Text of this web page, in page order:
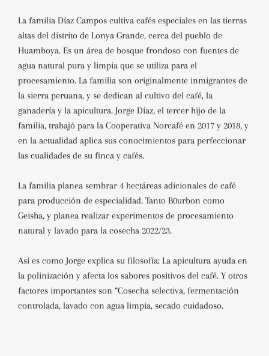
La familia Díaz Campos cultiva cafés especiales en las tierras
altas del distrito de Lonya Grande, cerca del pueblo de
Huamboya. Es un área de bosque frondoso con fuentes de
agua natural pura y limpia que se utiliza para el
procesamiento. La familia son originalmente inmigrantes de
la sierra peruana, y se dedican al cultivo del café, la
ganadería y la apicultura. Jorge Díaz, el tercer hijo de la
familia, trabajó para la Cooperativa Norcafé en 2017 y 2018, y
en la actualidad aplica sus conocimientos para perfeccionar
las cualidades de su finca y cafés.
La familia planea sembrar 4 hectáreas adicionales de café
para producción de especialidad. Tanto B0urbon como
Geisha, y planea realizar experimentos de procesamiento
natural y lavado para la cosecha 2022/23.
Así es como Jorge explica su filosofía: La apicultura ayuda en
la polinización y afecta los sabores positivos del café. Y otros
factores importantes son “Cosecha selectiva, fermentación
controlada, lavado con agua limpia, secado cuidadoso.